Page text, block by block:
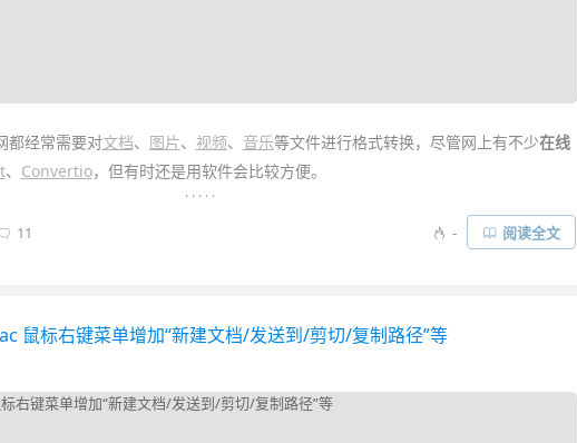
都经常需要对文档、 图片、 视频、 音乐等文件进行格式转换，尽管网上有不少在线
、 Convertio，但有时还是用软件会比较方便。
数量或要付费，对
要求也很高，并不适合频繁使用。而如果你不想在电脑上
这款免费开源的「
！它直接通过右键就
. . . . .
11 - 阅读全文
鼠标右键菜单增加“新建文档/发送到/剪切/复制路径”等